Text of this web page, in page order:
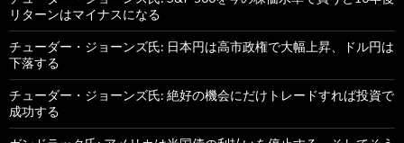
リターンはマイナスになる
チューダー・ジョーンズ氏: 日本円は高市政権で大幅上昇、ドル円は
下落する
チューダー・ジョーンズ氏: 絶好の機会にだけトレードすれば投資で
成功する